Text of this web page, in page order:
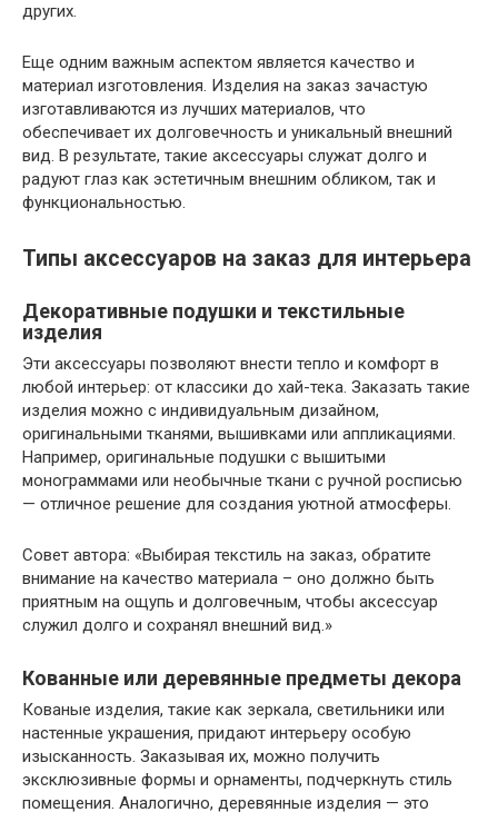
других.
Еще одним важным аспектом является качество и
материал изготовления. Изделия на заказ зачастую
изготавливаются из лучших материалов, что
обеспечивает их долговечность и уникальный внешний
вид. В результате, такие аксессуары служат долго и
радуют глаз как эстетичным внешним обликом, так и
функциональностью.
Типы аксессуаров на заказ для интерьера
Декоративные подушки и текстильные
изделия
Эти аксессуары позволяют внести тепло и комфорт в
любой интерьер: от классики до хай-тека. Заказать такие
изделия можно с индивидуальным дизайном,
оригинальными тканями, вышивками или аппликациями.
Например, оригинальные подушки с вышитыми
монограммами или необычные ткани с ручной росписью
— отличное решение для создания уютной атмосферы.
Совет автора: «Выбирая текстиль на заказ, обратите
внимание на качество материала – оно должно быть
приятным на ощупь и долговечным, чтобы аксессуар
служил долго и сохранял внешний вид.»
Кованные или деревянные предметы декора
Кованые изделия, такие как зеркала, светильники или
настенные украшения, придают интерьеру особую
изысканность. Заказывая их, можно получить
эксклюзивные формы и орнаменты, подчеркнуть стиль
помещения. Аналогично, деревянные изделия — это